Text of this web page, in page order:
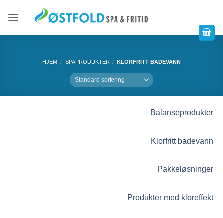
HJEM / SPAPRODUKTER / KLORFRITT BADEVANN
Balanseprodukter
Klorfritt badevann
Pakkeløsninger
Produkter med kloreffekt